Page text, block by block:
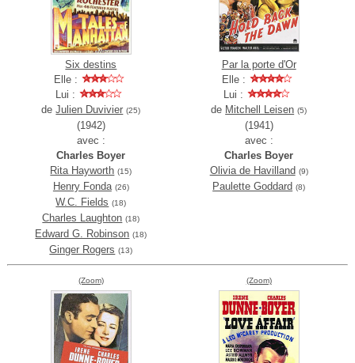
Six destins
Elle :
Lui :
deJulien Duvivier (25)
(1942)
avec :
Charles Boyer
Rita Hayworth (15)
Henry Fonda (26)
W.C. Fields (18)
Charles Laughton (18)
Edward G. Robinson (18)
Ginger Rogers (13)
Par la porte d'Or
Elle :
Lui :
de Mitchell Leisen (5)
(1941)
avec :
Charles Boyer
Olivia de Havilland (9)
Paulette Goddard (8)
(Zoom) (Zoom)